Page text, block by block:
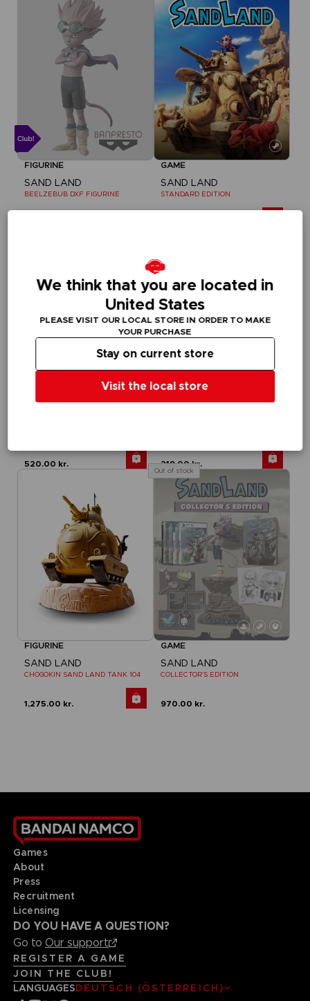
FIGURINE
SAND LAND
BEELZEBUB DXF FIGURINE
GAME
SAND LAND
STANDARD EDITION
GAME
520.00 kr.
APPAREL
219.00 kr.
FIGURINE
SAND LAND
CHOGOKIN SAND LAND TANK 104
1,275.00 kr.
Out of stock
GAME
SAND LAND
COLLECTOR'S EDITION
970.00 kr.
Games
About
Press
Recruitment
Licensing
DO YOU HAVE A QUESTION?
Go to Our support
REGISTER A GAME
JOIN THE CLUB!
LANGUAGESDEUTSCH (ÖSTERREICH)
We think that you are located in
United States
PLEASE VISIT OUR LOCAL STORE IN ORDER TO MAKE
YOUR PURCHASE
Visit the local store
Stay on current store